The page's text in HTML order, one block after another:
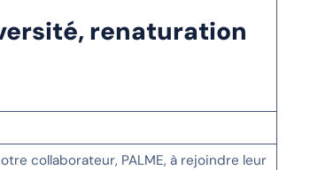
renaturation
collaborateur, PALME, à rejoindre leur